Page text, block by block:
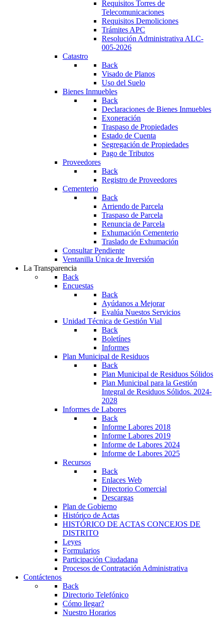
Requisitos Torres de
Telecomunicaciones
Requisitos Demoliciones
Trámites APC
Resolución Administrativa ALC-
005-2026
Catastro
Back
Visado de Planos
Uso del Suelo
Bienes Inmuebles
Back
Declaraciones de Bienes Inmuebles
Exoneración
Traspaso de Propiedades
Estado de Cuenta
Segregación de Propiedades
Pago de Tributos
Proveedores
Back
Registro de Proveedores
Cementerio
Back
Arriendo de Parcela
Traspaso de Parcela
Renuncia de Parcela
Exhumación Cementerio
Traslado de Exhumación
Consultar Pendiente
Ventanilla Única de Inversión
La Transparencia
Back
Encuestas
Back
Ayúdanos a Mejorar
Evalúa Nuestos Servicios
Unidad Técnica de Gestión Vial
Back
Boletínes
Informes
Plan Municipal de Residuos
Back
Plan Municipal de Residuos Sólidos
Plan Municipal para la Gestión
Integral de Residuos Sólidos. 2024-
2028
Informes de Labores
Back
Informe Labores 2018
Informe Labores 2019
Informe de Labores 2024
Informe de Labores 2025
Recursos
Back
Enlaces Web
Directorio Comercial
Descargas
Plan de Gobierno
Histórico de Actas
HISTÓRICO DE ACTAS CONCEJOS DE
DISTRITO
Leyes
Formularios
Participación Ciudadana
Procesos de Contratación Administrativa
Contáctenos
Back
Directorio Telefónico
Cómo llegar?
Nuestro Horarios